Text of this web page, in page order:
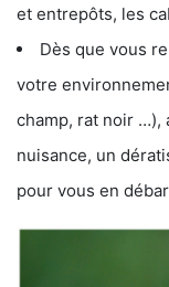
et entrepôts, les
Dès que vous
votre
champ, rat noir …),
nuisance, un
pour vous en